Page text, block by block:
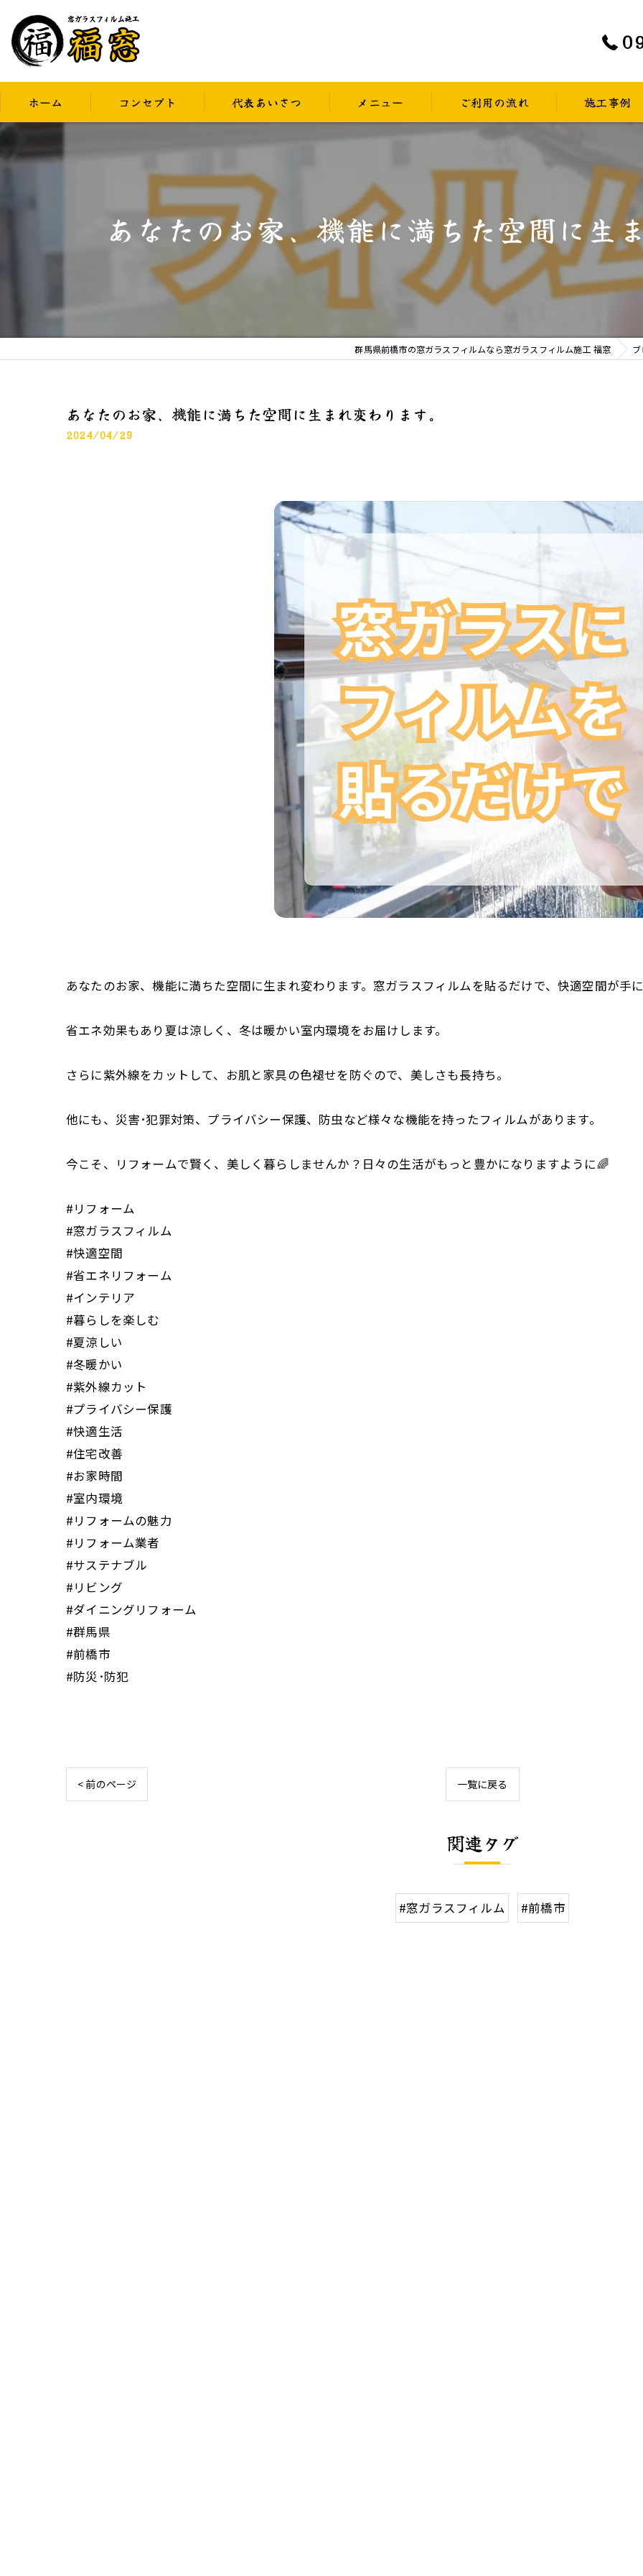
ホーム コンセプト 代表あいさつ メニュー ご利用の流れ 施工事例
あなたのお家、機能に満ちた空間に生
群馬県前橋市の窓ガラスフィルムなら窓ガラスフィルム施工 福窓
あなたのお家、機能に満ちた空間に生まれ変わります。
2024/04/29
あなたのお家、機能に満ちた空間に生まれ変わります。窓ガラスフィルムを貼るだけで、快適空間が手に
省エネ効果もあり夏は涼しく、冬は暖かい室内環境をお届けします。
さらに紫外線をカットして、お肌と家具の色褪せを防ぐので、美しさも長持ち。
他にも、災害･犯罪対策、プライバシー保護、防虫など様々な機能を持ったフィルムがあります。
今こそ、リフォームで賢く、美しく暮らしませんか？日々の生活がもっと豊かになりますように🌈
#リフォーム
#窓ガラスフィルム
#快適空間
#省エネリフォーム
#インテリア
#暮らしを楽しむ
#夏涼しい
#冬暖かい
#紫外線カット
#プライバシー保護
#快適生活
#住宅改善
#お家時間
#室内環境
#リフォームの魅力
#リフォーム業者
#サステナブル
#リビング
#ダイニングリフォーム
#群馬県
#前橋市
#防災･防犯
< 前のページ 一覧に戻る
関連タグ
#窓ガラスフィルム #前橋市